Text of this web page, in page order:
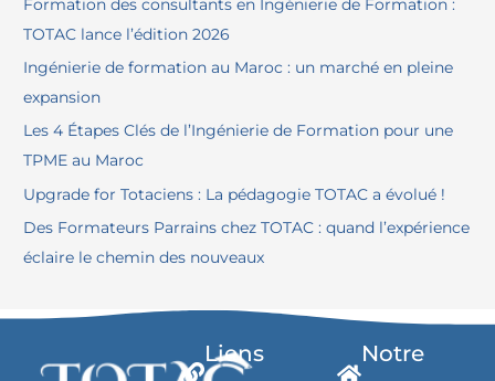
r
:
Formation des consultants en Ingénierie de Formation :
TOTAC lance l’édition 2026
Ingénierie de formation au Maroc : un marché en pleine
expansion
Les 4 Étapes Clés de l’Ingénierie de Formation pour une
TPME au Maroc
Upgrade for Totaciens : La pédagogie TOTAC a évolué !
Des Formateurs Parrains chez TOTAC : quand l’expérience
éclaire le chemin des nouveaux
Liens
Notre